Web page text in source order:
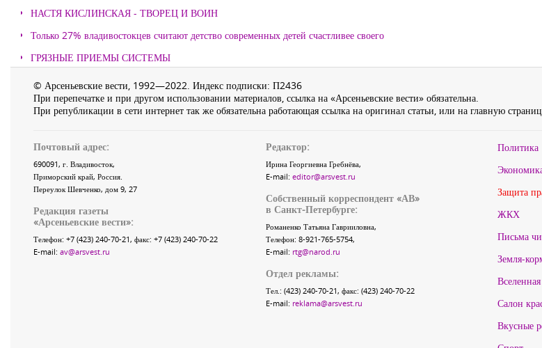
НАСТЯ КИСЛИНСКАЯ - ТВОРЕЦ И ВОИН
Только 27% владивостокцев считают детство современных детей счастливее своего
ГРЯЗНЫЕ ПРИЕМЫ СИСТЕМЫ
© Арсеньевские вести, 1992—2022. Индекс подписки: П2436
При перепечатке и при другом использовании материалов, ссылка на «Арсеньевские вести» обязательна.
При републикации в сети интернет так же обязательна работающая ссылка на оригинал статьи, или на главную
Почтовый адрес:
690091, г. Владивосток,
Приморский край, Россия.
Переулок Шевченко, дом 9, 27
Редакция газеты
«Арсеньевские вести»:
Телефон: +7 (423) 240-70-21, факс: +7 (423) 240-70-22
E-mail: av@arsvest.ru
Редактор:
Ирина Георгиевна Гребнёва,
E-mail: editor@arsvest.ru
Собственный корреспондент «АВ»
в Санкт-Петербурге:
Романенко Татьяна Гаврииловна,
Телефон: 8-921-765-5754,
E-mail: rtg@narod.ru
Отдел рекламы:
Тел.: (423) 240-70-21, факс: (423) 240-70-22
E-mail: reklama@arsvest.ru
Политика
Защита
ЖКХ
Письма
Земля-
Вселенная
Салон
Вкусные